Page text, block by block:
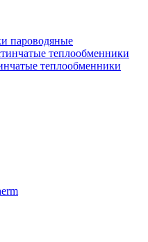
пароводяные
теплообменники
теплообменники